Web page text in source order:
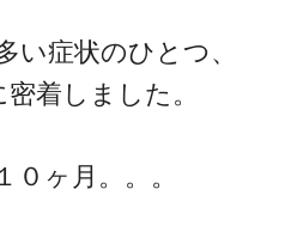
い症状のひとつ、
着しました。
ヶ月。。。